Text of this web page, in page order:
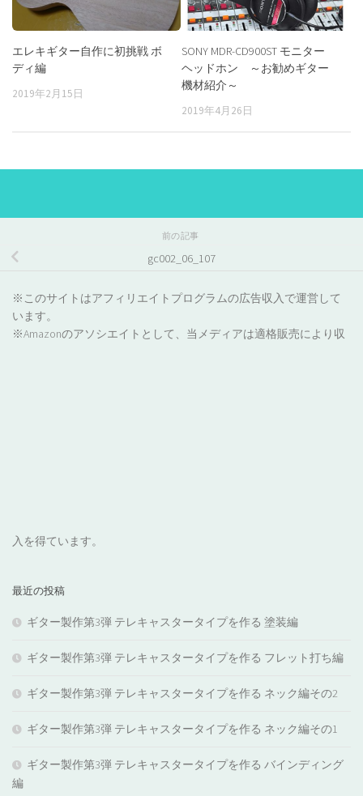
エレキギター自作に初挑戦 ボ
ディ編
2019年2月15日
SONY MDR-CD900ST モニター
ヘッドホン ～お勧めギター
機材紹介～
2019年4月26日
前の記事
gc002_06_107
※このサイトはアフィリエイトプログラムの広告収入で運営して
います。
※Amazonのアソシエイトとして、当メディアは適格販売により収
入を得ています。
最近の投稿
ギター製作第3弾 テレキャスタータイプを作る 塗装編
ギター製作第3弾 テレキャスタータイプを作る フレット打ち編
ギター製作第3弾 テレキャスタータイプを作る ネック編その2
ギター製作第3弾 テレキャスタータイプを作る ネック編その1
ギター製作第3弾 テレキャスタータイプを作る バインディング
編